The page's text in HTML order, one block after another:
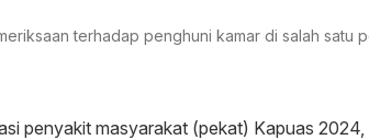
terhadap penghuni kamar di salah satu
penyakit masyarakat (pekat) Kapuas 2024,